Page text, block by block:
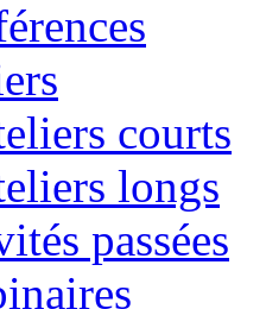
courts
longs
passées